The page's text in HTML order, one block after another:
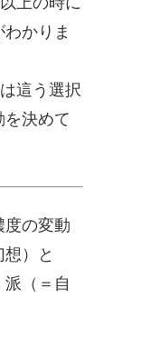
かりま
這う選択
決めて
度の変動
）と
（＝自